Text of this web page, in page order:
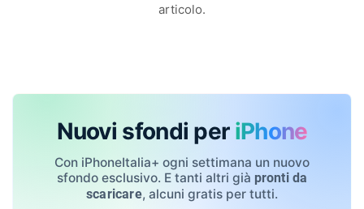
articolo.
Nuovi sfondi per iPhone
Con iPhoneItalia+ ogni settimana un nuovo
sfondo esclusivo. E tanti altri già pronti da
scaricare, alcuni gratis per tutti.